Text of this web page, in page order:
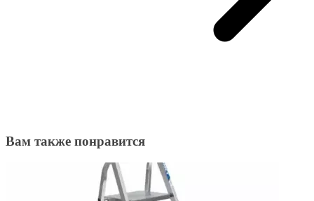
Вам также понравится